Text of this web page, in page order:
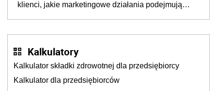
klienci, jakie marketingowe działania podejmują
Kalkulatory
Kalkulator składki zdrowotnej dla przedsiębiorcy
Kalkulator dla przedsiębiorców